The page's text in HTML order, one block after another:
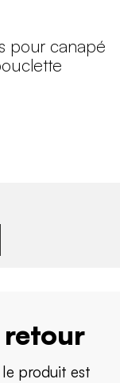
pour canapé
produit est